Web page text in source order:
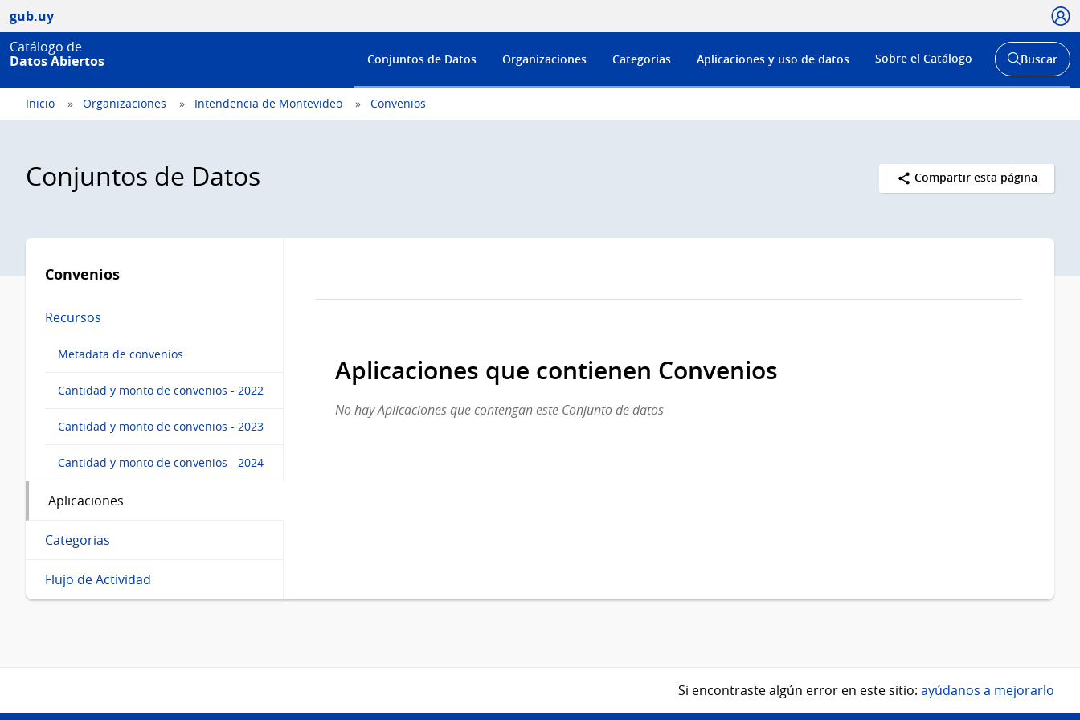
gub.uy
Catálogo de
Datos Abiertos
Menú
de
Conjuntos de Datos Organizaciones Categorias Aplicaciones y uso de datos Sobre el Catálogo
Abrir
buscador
Buscar
Inicio Organizaciones Intendencia de Montevideo Convenios
Conjuntos de Datos Compartir esta página
Menú
lateral
Convenios
Recursos
Metadata de convenios
Cantidad y monto de convenios - 2022
Cantidad y monto de convenios - 2023
Cantidad y monto de convenios - 2024
Aplicaciones
Categorias
Flujo de Actividad
Aplicaciones que contienen Convenios
No hay Aplicaciones que contengan este Conjunto de datos
Si encontraste algún error en este sitio: ayúdanos a mejorarlo